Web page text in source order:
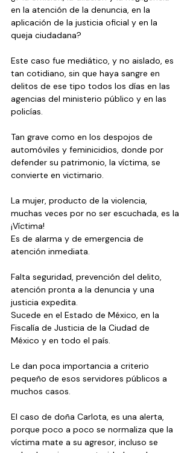
en la atención de la denuncia, en la
aplicación de la justicia oficial y en la
queja ciudadana?
Este caso fue mediático, y no aislado, es
tan cotidiano, sin que haya sangre en
delitos de ese tipo todos los días en las
agencias del ministerio público y en las
policías.
Tan grave como en los despojos de
automóviles y feminicidios, donde por
defender su patrimonio, la víctima, se
convierte en victimario.
La mujer, producto de la violencia,
muchas veces por no ser escuchada, es la
¡Víctima!
Es de alarma y de emergencia de
atención inmediata.
Falta seguridad, prevención del delito,
atención pronta a la denuncia y una
justicia expedita.
Sucede en el Estado de México, en la
Fiscalía de Justicia de la Ciudad de
México y en todo el país.
Le dan poca importancia a criterio
pequeño de esos servidores públicos a
muchos casos.
El caso de doña Carlota, es una alerta,
porque poco a poco se normaliza que la
víctima mate a su agresor, incluso se